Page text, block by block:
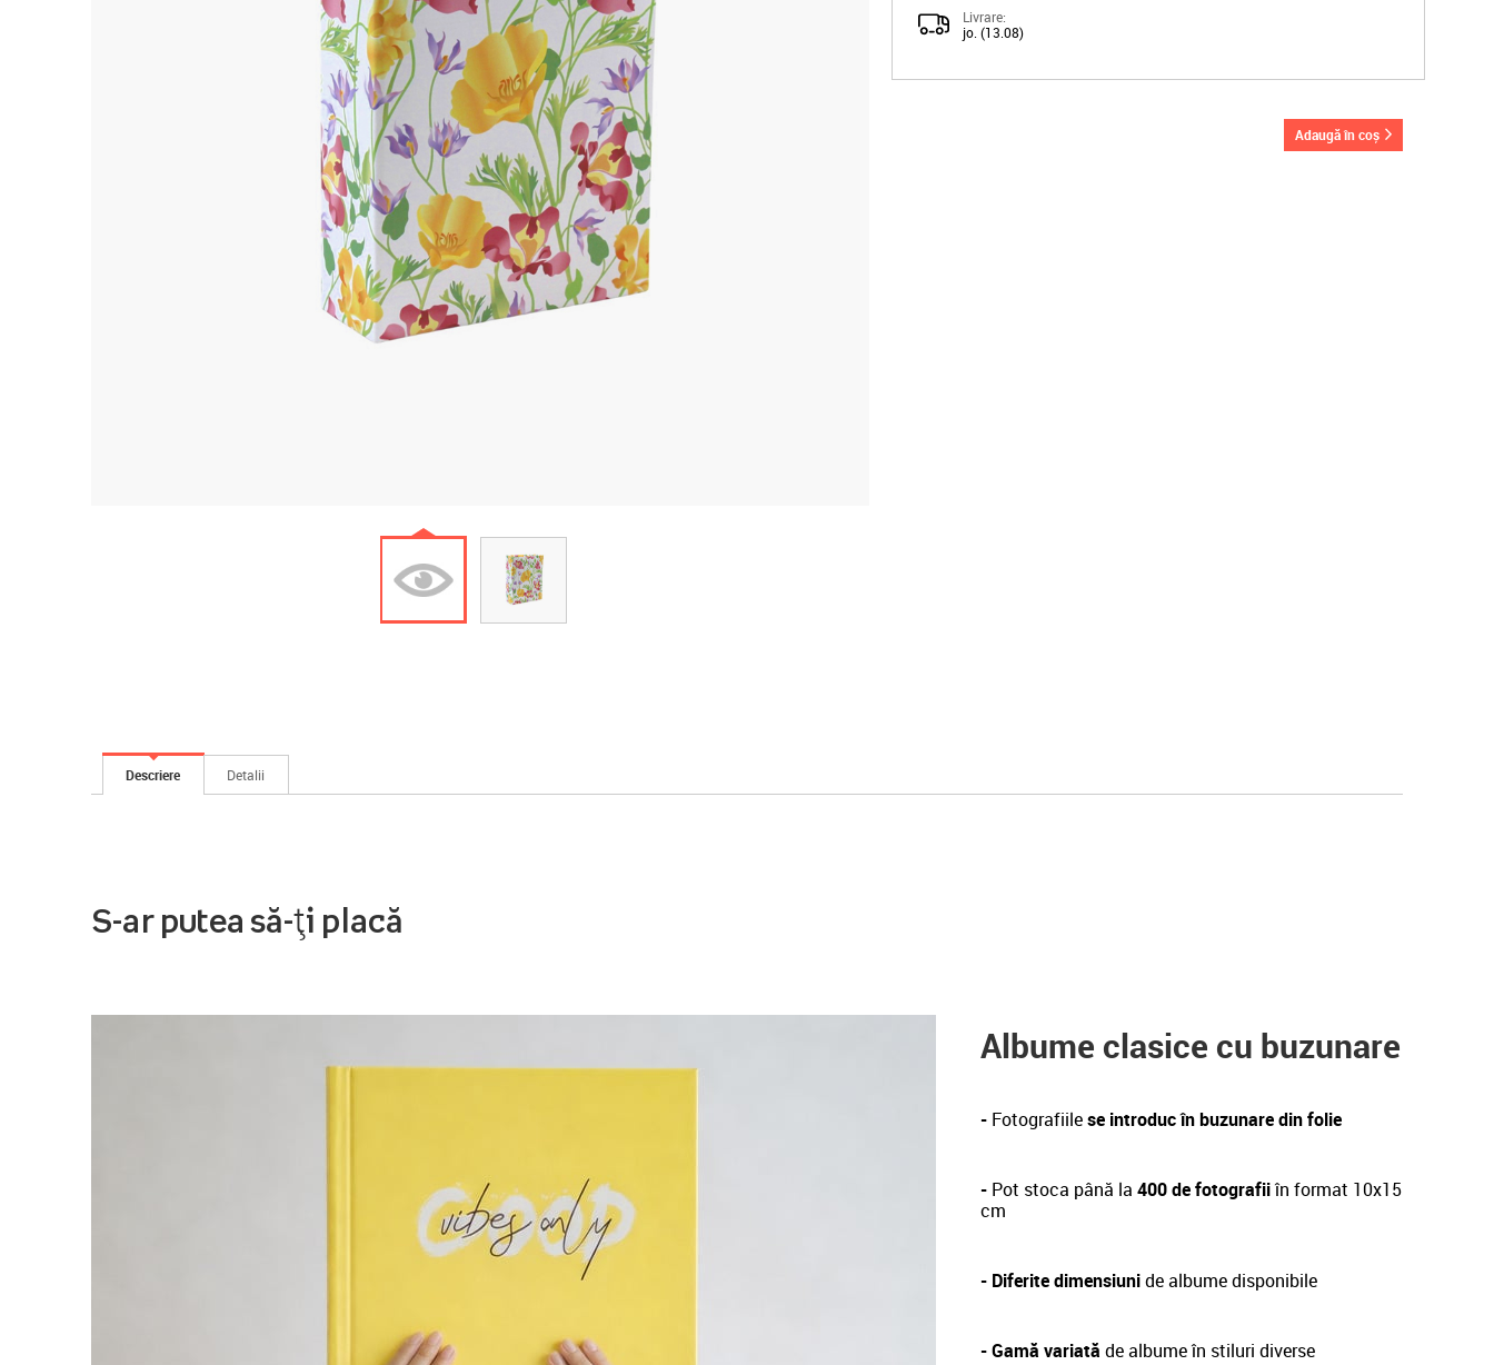
Livrare:
jo. (13.08)
adaugă în coș
Descriere Detalii
S-ar putea să-ți placă
Albume clasice cu buzunare
- Fotografiilese introduc în buzunare din folie
-Pot stoca până la 400 de fotografiiîn format 10x15
cm
- Diferite dimensiunide albume disponibile
- Gamă variată de albume în stiluri diverse